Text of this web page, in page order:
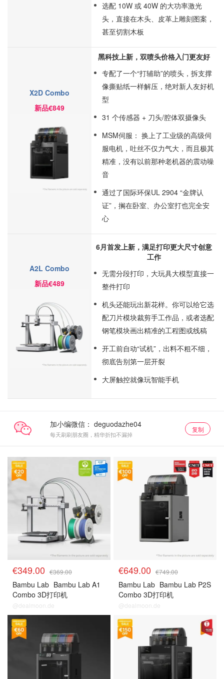
选配 10W 或 40W 的大功率激光
头，直接在木头、皮革上雕刻图案，
甚至切割木板
X2D Combo
新品€849
黑科技上新，双喷头价格入门更友好
专配了一个“打辅助”的喷头，拆支撑
像撕贴纸一样解压，绝对新人友好机
型
31 个传感器 + 刀头/腔体双摄像头
MSM伺服： 换上了工业级的高级伺
服电机，吐丝不仅力气大，而且极其
精准，没有以前那种老机器的震动噪
音
通过了国际环保UL 2904 “金牌认
证”，搁在卧室、办公室打也完全安
心
A2L Combo
新品€489
6月首发上新，满足打印更大尺寸创意
工作
无需分段打印，大玩具大模型直接一
整件打印
机头还能玩出新花样。你可以给它选
配刀片模块裁剪手工作品，或者选配
钢笔模块画出精准的工程图或线稿
开工前自动“试机”，出料不粗不细，
彻底告别第一层开裂
大屏触控就像玩智能手机
加小编微信：
每天刷刷朋友圈，精华折扣不漏掉
复制
€349.00 €369.00
Bambu Lab Bambu Lab A1
Combo 3D打印机
@dealmoon.de
€649.00 €749.00
Bambu Lab Bambu Lab P2S
Combo 3D打印机
@dealmoon.de